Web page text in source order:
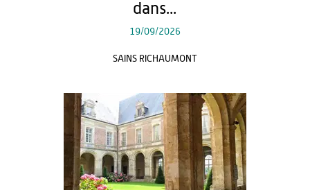
dans...
19/09/2026
SAINS RICHAUMONT